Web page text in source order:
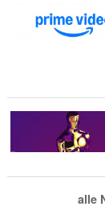
alle